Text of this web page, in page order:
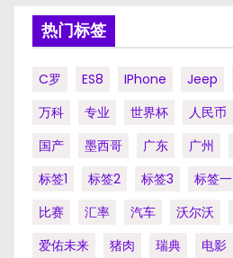
热门标签
C罗 ES8 IPhone Jeep
万科
专业 世界杯 人民币
国产
墨西哥 广东 广州
标签1
标签2 标签3 标签一
比赛
汇率 汽车 沃尔沃
爱佑未来
猪肉 瑞典 电影